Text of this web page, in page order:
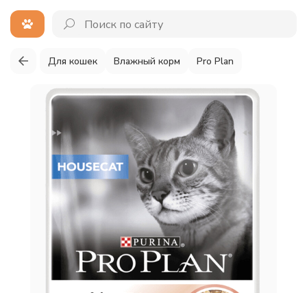
Для кошек Влажный корм Pro Plan